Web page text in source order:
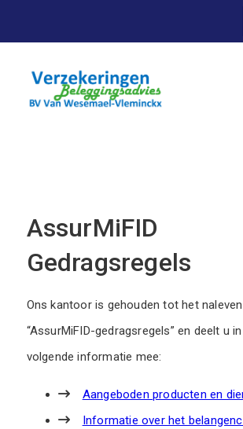
AssurMiFID
Gedragsregels
Ons kantoor is gehouden tot het
“AssurMiFID-gedragsregels” en deelt u
volgende informatie mee:
Aangeboden producten en
Informatie over het